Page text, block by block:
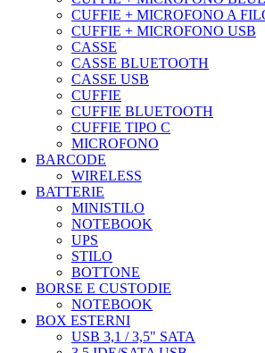
CUFFIE + MICROFONO A
CUFFIE + MICROFONO USB
CASSE
CASSE BLUETOOTH
CASSE USB
CUFFIE
CUFFIE BLUETOOTH
CUFFIE TIPO C
MICROFONO
BARCODE
WIRELESS
BATTERIE
MINISTILO
NOTEBOOK
UPS
STILO
BOTTONE
BORSE E CUSTODIE
NOTEBOOK
BOX ESTERNI
USB 3,1 / 3,5" SATA